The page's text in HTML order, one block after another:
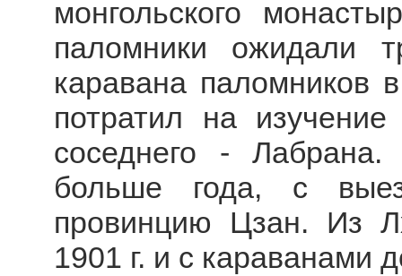
монгольского
паломники ожидали
каравана паломников
потратил на
соседнего -
больше года, с
провинцию Цзан. Из
1901 г. и с караванами